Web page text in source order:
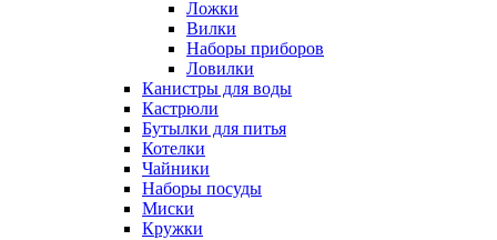
Ложки
Вилки
Наборы приборов
Ловилки
Канистры для воды
Кастрюли
Бутылки для питья
Котелки
Чайники
Наборы посуды
Миски
Кружки